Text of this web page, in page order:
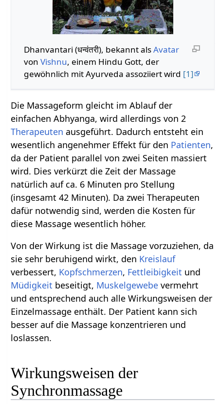
Dhanvantari (धन्वंतरी), bekannt alsAvatar
von Vishnu, einem Hindu Gott, der
gewöhnlich mit Ayurveda assoziiert wird [1]
Die Massageform gleicht im Ablauf der
einfachen Abhyanga, wird allerdings von 2
Therapeuten ausgeführt. Dadurch entsteht ein
wesentlich angenehmer Effekt für den Patienten,
da der Patient parallel von zwei Seiten massiert
wird. Dies verkürzt die Zeit der Massage
natürlich auf ca. 6 Minuten pro Stellung
(insgesamt 42 Minuten). Da zwei Therapeuten
dafür notwendig sind, werden die Kosten für
diese Massage wesentlich höher.
Von der Wirkung ist die Massage vorzuziehen, da
sie sehr beruhigend wirkt, den Kreislauf
verbessert, Kopfschmerzen, Fettleibigkeit und
Müdigkeit beseitigt, Muskelgewebe vermehrt
und entsprechend auch alle Wirkungsweisen der
Einzelmassage enthält. Der Patient kann sich
besser auf die Massage konzentrieren und
loslassen.
Wirkungsweisen der
Synchronmassage